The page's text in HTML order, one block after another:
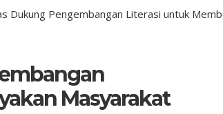
Dukung Pengembangan Literasi untuk
Masyarakat